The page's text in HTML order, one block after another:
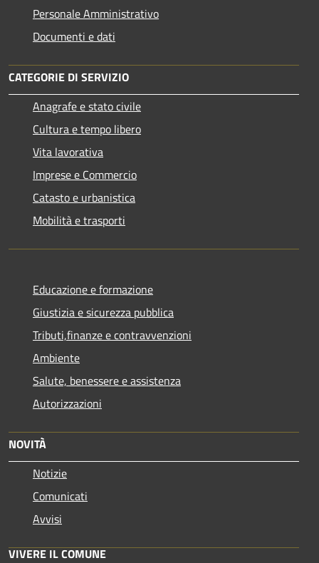
Personale Amministrativo
Documenti e dati
CATEGORIE DI SERVIZIO
Anagrafe e stato civile
Cultura e tempo libero
Vita lavorativa
Imprese e Commercio
Catasto e urbanistica
Mobilità e trasporti
Educazione e formazione
Giustizia e sicurezza pubblica
Tributi,finanze e contravvenzioni
Ambiente
Salute, benessere e assistenza
Autorizzazioni
NOVITÀ
Notizie
Comunicati
Avvisi
VIVERE IL COMUNE